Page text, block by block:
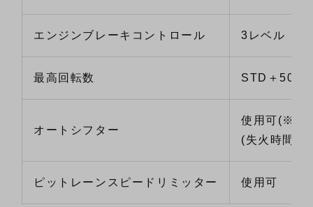
エンジンブレーキコントロール 3レベル
最高回転数 STD＋
オートシフター
使用可(※4)
(失火時間の
ピットレーンスピードリミッター 使用可